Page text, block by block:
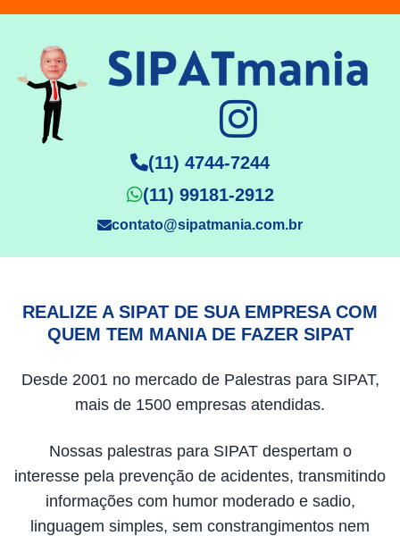
(11) 4744-7244
(11) 99181-2912
contato@sipatmania.com.br
REALIZE A SIPAT DE SUA EMPRESA COM
QUEM TEM MANIA DE FAZER SIPAT
Desde 2001 no mercado de Palestras para SIPAT,
mais de 1500 empresas atendidas.
Nossas palestras para SIPAT despertam o
interesse pela prevenção de acidentes, transmitindo
informações com humor moderado e sadio,
linguagem simples, sem constrangimentos nem